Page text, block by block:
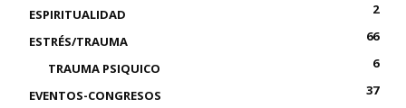
ESPIRITUALIDAD
2
ESTRÉS/TRAUMA
66
TRAUMA PSIQUICO
6
EVENTOS-CONGRESOS
37